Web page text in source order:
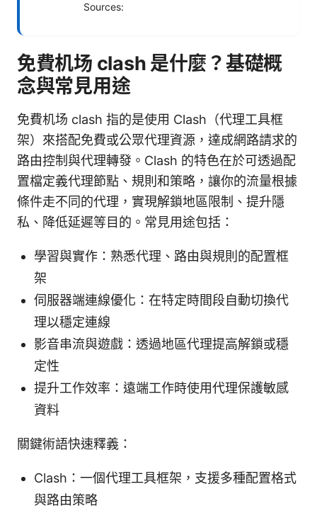
Sources:
免費机场 clash 是什麼？基礎概
念與常見用途
免費机场 clash 指的是使用 Clash（代理工具框
架）來搭配免費或公眾代理資源，達成網路請求的
路由控制與代理轉發。Clash 的特色在於可透過配
置檔定義代理節點、規則和策略，讓你的流量根據
條件走不同的代理，實現解鎖地區限制、提升隱
私、降低延遲等目的。常見用途包括：
學習與實作：熟悉代理、路由與規則的配置框
架
伺服器端連線優化：在特定時間段自動切換代
理以穩定連線
影音串流與遊戲：透過地區代理提高解鎖或穩
定性
提升工作效率：遠端工作時使用代理保護敏感
資料
關鍵術語快速釋義：
Clash：一個代理工具框架，支援多種配置格式
與路由策略